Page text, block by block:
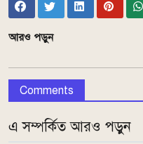
আরও পড়ুন
Comments
এ সম্পর্কিত আরও পড়ুন